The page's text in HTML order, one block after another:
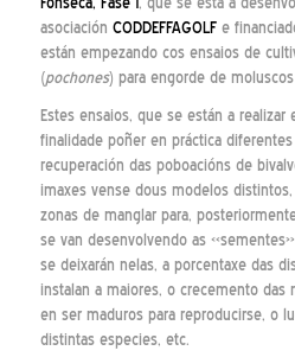
asociación CODDEFFAGOLFe
están empezando cos ensaios de
(pochones) para engorde de moluscos
Estes ensaios, que se están a realizar
finalidade poñer en práctica
recuperación das poboacións de
imaxes vense dous modelos
zonas de manglar para,
se van desenvolvendo as
se deixarán nelas, a porcentaxe das
instalan a maiores, o crecemento das
en ser maduros para reproducirse, o
distintas especies, etc.